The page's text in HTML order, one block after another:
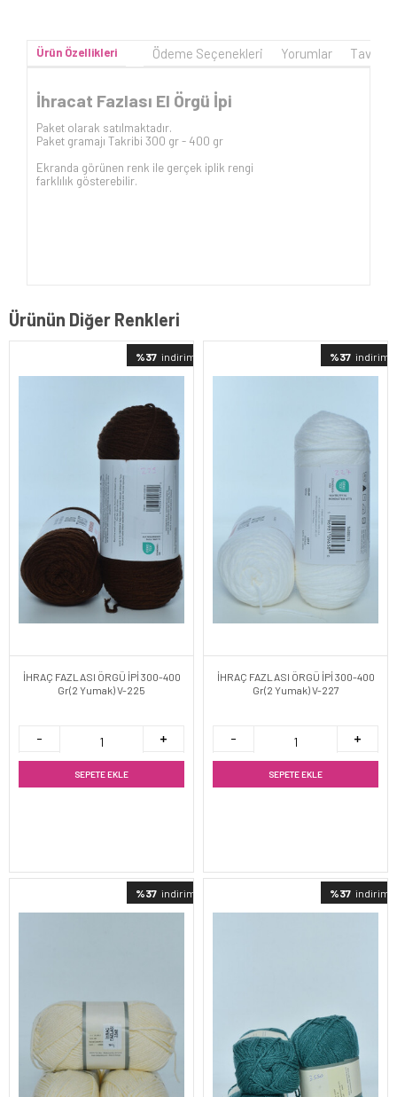
Ürün Özellikleri Ödeme Seçenekleri Yorumlar
İhracat Fazlası El Örgü İpi
Paket olarak satılmaktadır.
Paket gramajı Takribi 300 gr - 400 gr
Ekranda görünen renk ile gerçek iplik rengi
farklılık gösterebilir.
Ürünün Diğer Renkleri
%37 indirimli
İHRAÇ FAZLASI ÖRGÜ İPİ 300-400
Gr(2 Yumak) V-225
SEPETE EKLE
%37 indirimli
İHRAÇ FAZLASI ÖRGÜ İPİ 300-400
Gr(2 Yumak) V-227
SEPETE EKLE
%37 indirimli %37 indirimli